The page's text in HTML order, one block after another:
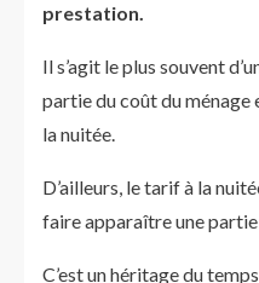
prestation.
Il s’agit le plus souvent
partie du coût du ménage
la nuitée.
D’ailleurs, le tarif à la
faire apparaître une partie
C’est un héritage du